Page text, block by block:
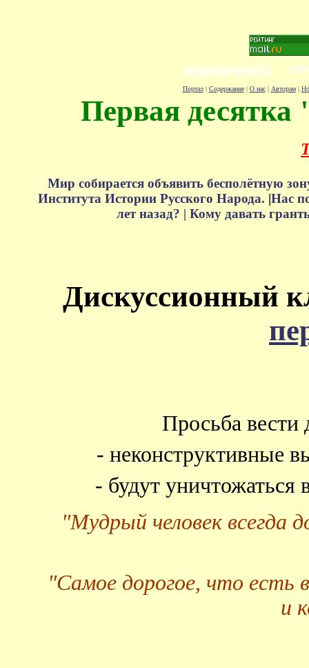
Портал| Содержание| О нас| Авторам|
Первая десятка
Мир собирается объявить бесполётную
Института Истории Русского Народа. |Нас
лет назад? | Кому давать
Дискуссионный
Просьба вести
- неконструктивные
- будут
"Мудрый человек всегда
"Самое дорогое, что есть
и